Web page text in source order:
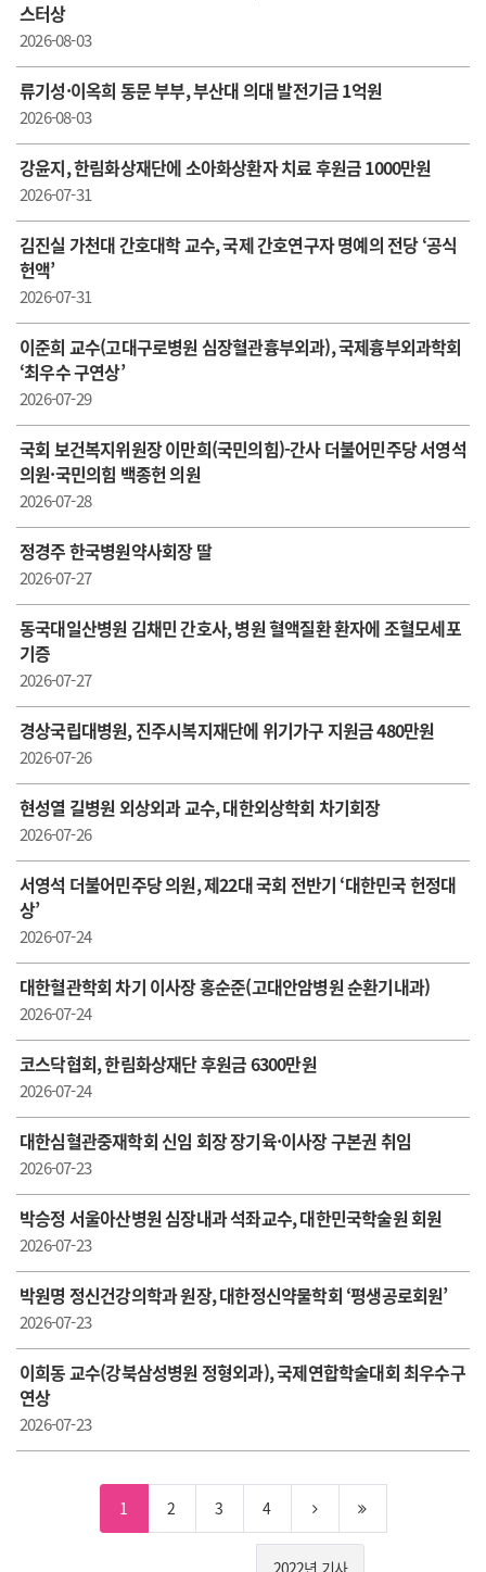
스터상
2026-08-03
류기성·이옥희 동문 부부, 부산대 의대 발전기금 1억원
2026-08-03
강윤지, 한림화상재단에 소아화상환자 치료 후원금 1000만원
2026-07-31
김진실 가천대 간호대학 교수, 국제 간호연구자 명예의 전당 ‘공식
헌액’
2026-07-31
이준희 교수(고대구로병원 심장혈관흉부외과), 국제흉부외과학회
‘최우수 구연상’
2026-07-29
국회 보건복지위원장 이만희(국민의힘)-간사 더불어민주당 서영석
의원·국민의힘 백종헌 의원
2026-07-28
정경주 한국병원약사회장 딸
2026-07-27
동국대일산병원 김채민 간호사, 병원 혈액질환 환자에 조혈모세포
기증
2026-07-27
경상국립대병원, 진주시복지재단에 위기가구 지원금 480만원
2026-07-26
현성열 길병원 외상외과 교수, 대한외상학회 차기회장
2026-07-26
서영석 더불어민주당 의원, 제22대 국회 전반기 ‘대한민국 헌정대
상’
2026-07-24
대한혈관학회 차기 이사장 홍순준(고대안암병원 순환기내과)
2026-07-24
코스닥협회, 한림화상재단 후원금 6300만원
2026-07-24
대한심혈관중재학회 신임 회장 장기육·이사장 구본권 취임
2026-07-23
박승정 서울아산병원 심장내과 석좌교수, 대한민국학술원 회원
2026-07-23
박원명 정신건강의학과 원장, 대한정신약물학회 ‘평생공로회원’
2026-07-23
이희동 교수(강북삼성병원 정형외과), 국제연합학술대회 최우수구
연상
2026-07-23
1 2 3 4
2022년 기사